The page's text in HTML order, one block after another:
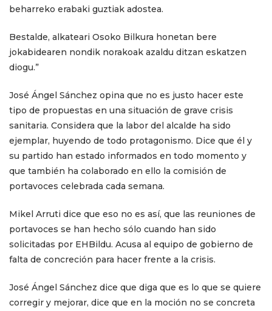
beharreko erabaki guztiak adostea.
Bestalde, alkateari Osoko Bilkura honetan bere
jokabidearen nondik norakoak azaldu ditzan eskatzen
diogu.”
José Ángel Sánchez opina que no es justo hacer este
tipo de propuestas en una situación de grave crisis
sanitaria. Considera que la labor del alcalde ha sido
ejemplar, huyendo de todo protagonismo. Dice que él y
su partido han estado informados en todo momento y
que también ha colaborado en ello la comisión de
portavoces celebrada cada semana.
Mikel Arruti dice que eso no es así, que las reuniones de
portavoces se han hecho sólo cuando han sido
solicitadas por EHBildu. Acusa al equipo de gobierno de
falta de concreción para hacer frente a la crisis.
José Ángel Sánchez dice que diga que es lo que se quiere
corregir y mejorar, dice que en la moción no se concreta